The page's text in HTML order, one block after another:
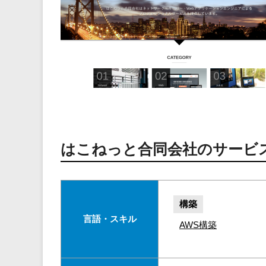
はこねっと合同会社のサービ
言語・スキル
構築
AWS構築